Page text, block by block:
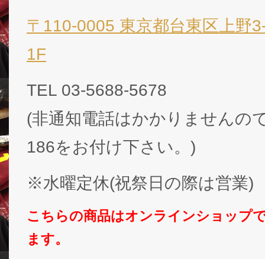
〒110-0005 東京都台東区上野
1F
TEL 03-5688-5678
(非通知電話はかかりませんの
186をお付け下さい。)
※水曜定休(祝祭日の際は営業)
こちらの商品はオンラインショップ
ます。